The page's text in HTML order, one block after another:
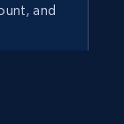
and